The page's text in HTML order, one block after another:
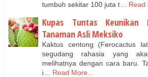
tumbuh sekitar 100 juta t… Read
Kupas Tuntas Keunikan
Tanaman Asli Meksiko
Kaktus centong (Ferocactus
segudang rahasia yang
melihatnya dengan cara baru.
i…
Read More...